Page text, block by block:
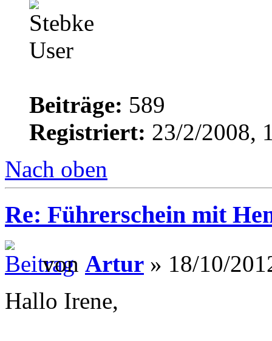
Beiträge: 589
Registriert: 23/2/2008,
Nach oben
Re: Führerschein mit
von Artur » 18/10/
Hallo Irene,